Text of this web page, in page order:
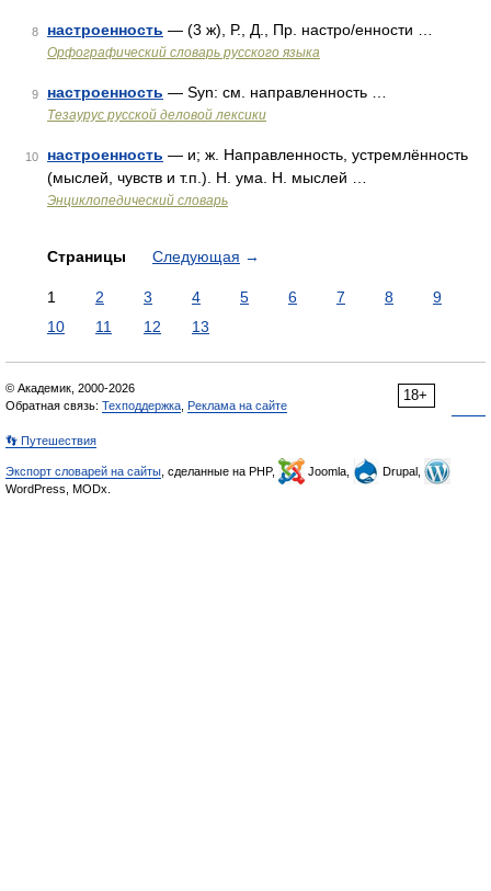
8 настроенность — (3 ж), Р., Д., Пр. настро/енности …
Орфографический словарь русского языка
9 настроенность — Syn: см. направленность …
Тезаурус русской деловой лексики
10 настроенность — и; ж. Направленность, устремлённость
(мыслей, чувств и т.п.). Н. ума. Н. мыслей …
Энциклопедический словарь
Страницы Следующая →
1 2 3 4 5 6 7 8
9
10
11 12 13
18+
© Академик, 2000-2026
Обратная связь: Техподдержка Реклама на сайте
👣 Путешествия
Экспорт словарей на сайты , сделанные на PHP, Joomla,
Drupal,
WordPress, MODx.